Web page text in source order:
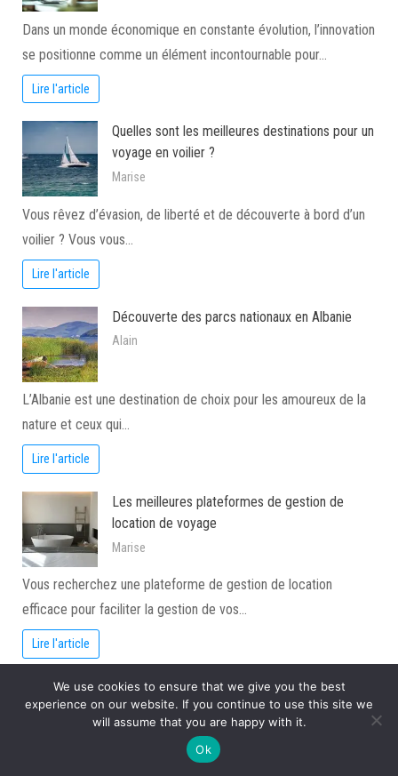
Dans un monde économique en constante évolution, l’innovation
se positionne comme un élément incontournable pour…
Lire l'article
Quelles sont les meilleures destinations pour un
voyage en voilier ?
Marise
Vous rêvez d’évasion, de liberté et de découverte à bord d’un
voilier ? Vous vous…
Lire l'article
Découverte des parcs nationaux en Albanie
Alain
L’Albanie est une destination de choix pour les amoureux de la
nature et ceux qui…
Lire l'article
Les meilleures plateformes de gestion de
location de voyage
Marise
Vous recherchez une plateforme de gestion de location
efficace pour faciliter la gestion de vos…
Lire l'article
Yoga en voyage : les meilleures retraites
sportives
We use cookies to ensure that we give you the best
experience on our website. If you continue to use this site we
will assume that you are happy with it.
Ok